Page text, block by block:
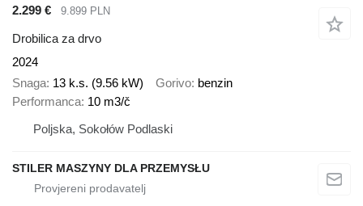
2.299 € 9.899 PLN
Drobilica za drvo
2024
Snaga 13 k.s. (9.56 kW) Gorivo benzin
Performanca 10 m3/č
Poljska, Sokołów Podlaski
STILER MASZYNY DLA PRZEMYSŁU